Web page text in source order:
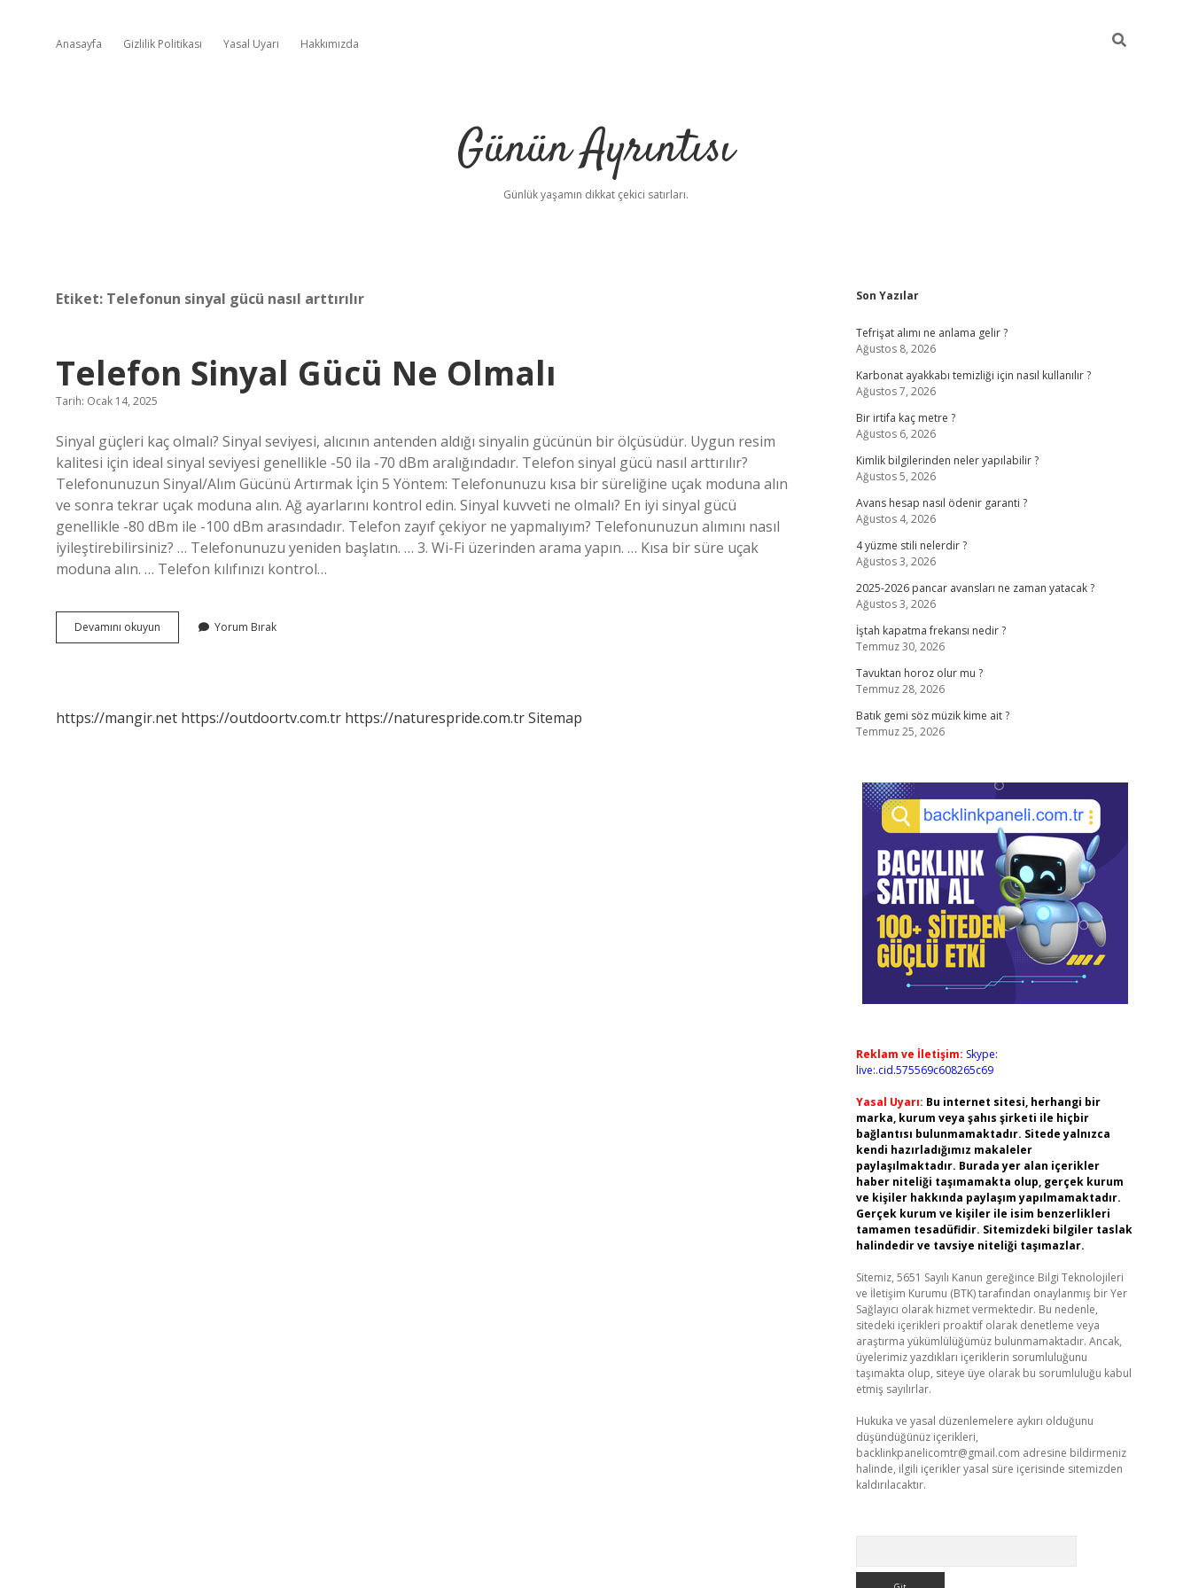
Anasayfa Gizlilik Politikası Yasal Uyarı Hakkımızda
Günün Ayrıntısı
Günlük yaşamın dikkat çekici satırları.
Etiket: Telefonun sinyal gücü nasıl arttırılır
Telefon Sinyal Gücü Ne Olmalı
Tarih: Ocak 14, 2025
Sinyal güçleri kaç olmalı? Sinyal seviyesi, alıcının antenden aldığı sinyalin gücünün bir ölçüsüdür. Uygun resim
kalitesi için ideal sinyal seviyesi genellikle -50 ila -70 dBm aralığındadır. Telefon sinyal gücü nasıl arttırılır?
Telefonunuzun Sinyal/Alım Gücünü Artırmak İçin 5 Yöntem: Telefonunuzu kısa bir süreliğine uçak moduna alın
ve sonra tekrar uçak moduna alın. Ağ ayarlarını kontrol edin. Sinyal kuvveti ne olmalı? En iyi sinyal gücü
genellikle -80 dBm ile -100 dBm arasındadır. Telefon zayıf çekiyor ne yapmalıyım? Telefonunuzun alımını nasıl
iyileştirebilirsiniz? … Telefonunuzu yeniden başlatın. … 3. Wi-Fi üzerinden arama yapın. … Kısa bir süre uçak
moduna alın. … Telefon kılıfınızı kontrol…
Devamını okuyun
Sinyal
Yorum Bırak
https://mangir.net https://outdoortv.com.tr https://naturespride.com.trSitemap
Sidebar
Son Yazılar
Tefrişat alımı ne anlama gelir ?
Ağustos 8, 2026
Karbonat ayakkabı temizliği için nasıl kullanılır ?
Ağustos 7, 2026
Bir irtifa kaç metre ?
Ağustos 6, 2026
Kimlik bilgilerinden neler yapılabilir ?
Ağustos 5, 2026
Avans hesap nasıl ödenir garanti ?
Ağustos 4, 2026
4 yüzme stili nelerdir ?
Ağustos 3, 2026
2025-2026 pancar avansları ne zaman yatacak ?
Ağustos 3, 2026
İştah kapatma frekansı nedir ?
Temmuz 30, 2026
Tavuktan horoz olur mu ?
Temmuz 28, 2026
Batık gemi söz müzik kime ait ?
Temmuz 25, 2026
Reklam ve İletişim: Skype:
live:.cid.575569c608265c69
Yasal Uyarı: Bu internet sitesi, herhangi bir
marka, kurum veya şahıs şirketi ile hiçbir
bağlantısı bulunmamaktadır. Sitede yalnızca
kendi hazırladığımız makaleler
paylaşılmaktadır. Burada yer alan içerikler
haber niteliği taşımamakta olup, gerçek kurum
ve kişiler hakkında paylaşım yapılmamaktadır.
Gerçek kurum ve kişiler ile isim benzerlikleri
tamamen tesadüfidir. Sitemizdeki bilgiler taslak
halindedir ve tavsiye niteliği taşımazlar.
Sitemiz, 5651 Sayılı Kanun gereğince Bilgi Teknolojileri
ve İletişim Kurumu (BTK) tarafından onaylanmış bir Yer
Sağlayıcı olarak hizmet vermektedir. Bu nedenle,
sitedeki içerikleri proaktif olarak denetleme veya
araştırma yükümlülüğümüz bulunmamaktadır. Ancak,
üyelerimiz yazdıkları içeriklerin sorumluluğunu
taşımakta olup, siteye üye olarak bu sorumluluğu kabul
etmiş sayılırlar.
Hukuka ve yasal düzenlemelere aykırı olduğunu
düşündüğünüz içerikleri,
backlinkpanelicomtr@gmail.com adresine bildirmeniz
halinde, ilgili içerikler yasal süre içerisinde sitemizden
kaldırılacaktır.